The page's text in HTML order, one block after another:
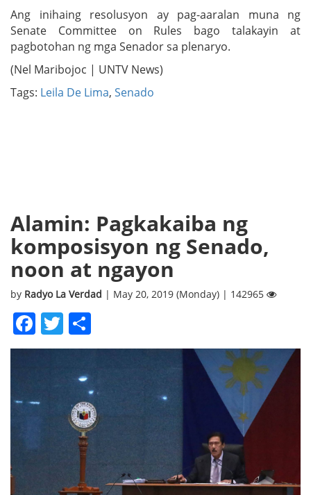
Ang inihaing resolusyon ay pag-aaralan muna ng
Senate Committee on Rules bago talakayin at
pagbotohan ng mga Senador sa plenaryo.
(Nel Maribojoc | UNTV News)
Tags: Leila De Lima, Senado
Alamin: Pagkakaiba ng
komposisyon ng Senado,
noon at ngayon
by Radyo La Verdad | May 20, 2019 (Monday) | 142965
Facebook
Twitter